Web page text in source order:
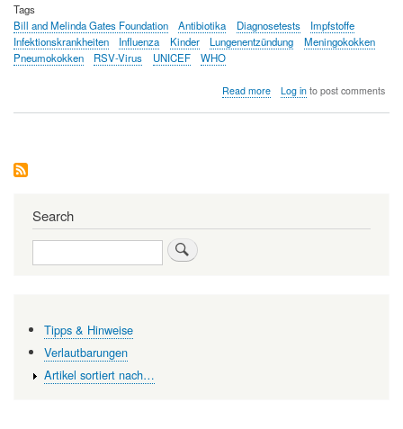
Tags
Bill and Melinda Gates Foundation
Antibiotika Diagnosetests
Impfstoffe
Infektionskrankheiten
Influenza Kinder Lungenentzündung
Meningokokken
Pneumokokken
RSV-Virus UNICEF WHO
Read moreabout
Log into post comments
Search
Search
Tipps & Hinweise
Verlautbarungen
Artikel sortiert nach…